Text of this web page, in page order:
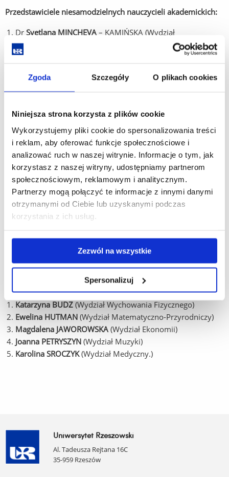
Zgoda Szczegóły O plikach cookies
Niniejsza strona korzysta z plików cookie
Wykorzystujemy pliki cookie do spersonalizowania treści
i reklam, aby oferować funkcje społecznościowe i
analizować ruch w naszej witrynie. Informacje o tym, jak
korzystasz z naszej witryny, udostępniamy partnerom
społecznościowym, reklamowym i analitycznym.
Partnerzy mogą połączyć te informacje z innymi danymi
otrzymanymi od Ciebie lub uzyskanymi podczas
korzystania z ich usług.
Zezwól na wszystkie
Spersonalizuj
Przedstawiciele niesamodzielnych nauczycieli akademickich:
Dr Svetlana MINCHEVA – KAMIŃSKA (Wydział
Matematyczno-Przyrodniczy)
Dr
Wojciech PASTERKIEWICZ(Wydział Socjologiczno-
Historyczny)
Przedstawiciele pracowników nie będących nauczycielami
akademickimi:
DrMateusz HOŁOJUCH(Wydawnictwo)
Inż. Andrzej PIEKARCZYK(Administracja Centralna)
Przedstawiciel doktorantów:
MgrTomasz KASZA
Przedstawiciele studentów:
Katarzyna BUDZ (Wydział Wychowania Fizycznego)
Ewelina HUTMAN (Wydział Matematyczno-Przyrodniczy)
Magdalena JAWOROWSKA (Wydział Ekonomii)
Joanna PETRYSZYN (Wydział Muzyki)
Karolina SROCZYK(Wydział Medyczny.)
Uniwersytet Rzeszowski
Al. Tadeusza Rejtana 16C
35-959 Rzeszów